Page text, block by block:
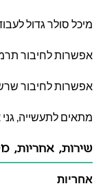
מיכל סולר גדול
אפשרות לחיבור
אפשרות לחיבור שרשור באורך 12
מתאים לתעשייה, גני
שירות, אחריות,
אחריות